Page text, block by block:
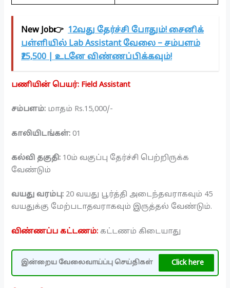
New Job👉 12வது தேர்ச்சி போதும்! சைனிக்
பள்ளியில் Lab Assistant வேலை – சம்பளம்
₹25,500 | உடனே விண்ணப்பிக்கவும்!
பணியின் பெயர்: Field Assistant
சம்பளம்: மாதம் Rs.15,000/-
காலியிடங்கள்: 01
கல்வி தகுதி: 10ம் வகுப்பு தேர்ச்சி பெற்றிருக்க
வேண்டும்
வயது வரம்பு: 20 வயது பூர்த்தி அடைந்தவராகவும் 45
வயதுக்கு மேற்படாதவராகவும் இருத்தல் வேண்டும்.
விண்ணப்ப கட்டணம்:கட்டணம் கிடையாது
இன்றைய வேலைவாய்ப்பு செய்திகள் Click here